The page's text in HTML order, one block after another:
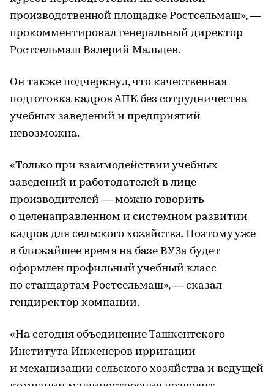
производственной площадке Ростсельмаш», —
прокомментировал генеральный директор
Ростсельмаш Валерий Мальцев.
Он также подчеркнул, что качественная
подготовка кадров АПК без сотрудничества
учебных заведений и предприятий
невозможна.
«Только при взаимодействии учебных
заведений и работодателей в лице
производителей — можно говорить
о целенаправленном и системном развитии
кадров для сельского хозяйства. Поэтому уже
в ближайшее время на базе ВУЗа будет
оформлен профильный учебный класс
по стандартам Ростсельмаш», — сказал
гендиректор компании.
«На сегодня объединение Ташкентского
Института Инженеров ирригации
и механизации сельского хозяйства и ведущей